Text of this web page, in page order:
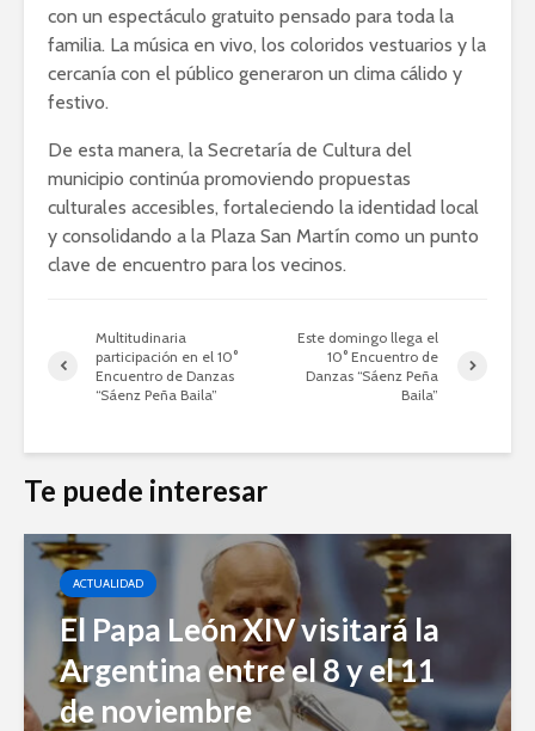
con un espectáculo gratuito pensado para toda la
familia. La música en vivo, los coloridos vestuarios y la
cercanía con el público generaron un clima cálido y
festivo.
De esta manera, la Secretaría de Cultura del
municipio continúa promoviendo propuestas
culturales accesibles, fortaleciendo la identidad local
y consolidando a la Plaza San Martín como un punto
clave de encuentro para los vecinos.
Multitudinaria
participación en el 10°
Encuentro de Danzas
“Sáenz Peña Baila”
Este domingo llega el
10° Encuentro de
Danzas “Sáenz Peña
Baila”
Te puede interesar
ACTUALIDAD
El Papa León XIV visitará la
Argentina entre el 8 y el 11
de noviembre